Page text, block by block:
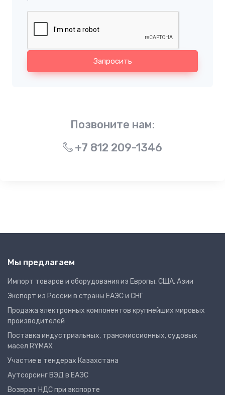
Запросить
Позвоните нам:
+7 812 209-1346
Мы предлагаем
Импорт товаров и оборудования из Европы, США, Азии
Экспорт из России в страны ЕАЭС и СНГ
Продажа электронных компонентов крупнейших мировых
производителей
Поставка индустриальных, трансмиссионных, судовых
масел RYMAX
Участие в тендерах Казахстана
Аутсорсинг ВЭД в ЕАЭС
Возврат НДС при экспорте